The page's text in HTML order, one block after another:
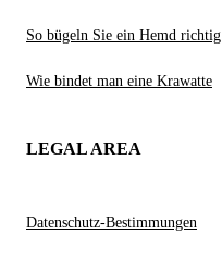
So bügeln Sie ein Hemd richtig
Wie bindet man eine Krawatte
LEGAL AREA
Datenschutz-Bestimmungen